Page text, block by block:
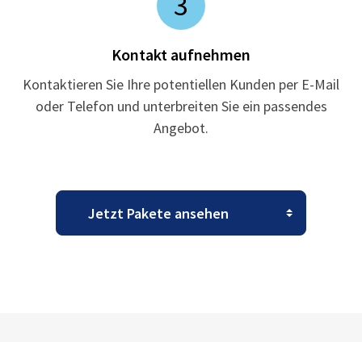
Kontakt aufnehmen
Kontaktieren Sie Ihre potentiellen Kunden per E-Mail
oder Telefon und unterbreiten Sie ein passendes
Angebot.